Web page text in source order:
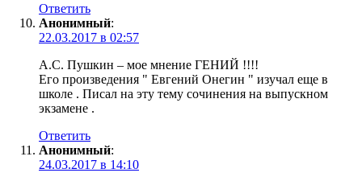
Ответить
Анонимный:
22.03.2017 в 02:57
А.С. Пушкин – мое мнение ГЕНИЙ !!!!
Его произведения " Евгений Онегин " изучал еще в
школе . Писал на эту тему сочинения на выпускном
экзамене .
Ответить
Анонимный:
24.03.2017 в 14:10